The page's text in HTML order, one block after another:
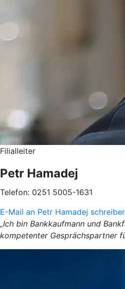
Filialleiter
Petr Hamadej
Telefon: 0251 5005-1631
E-Mail an Petr Hamadej
„Ich bin Bankkaufmann und
kompetenter Gesprächspartner